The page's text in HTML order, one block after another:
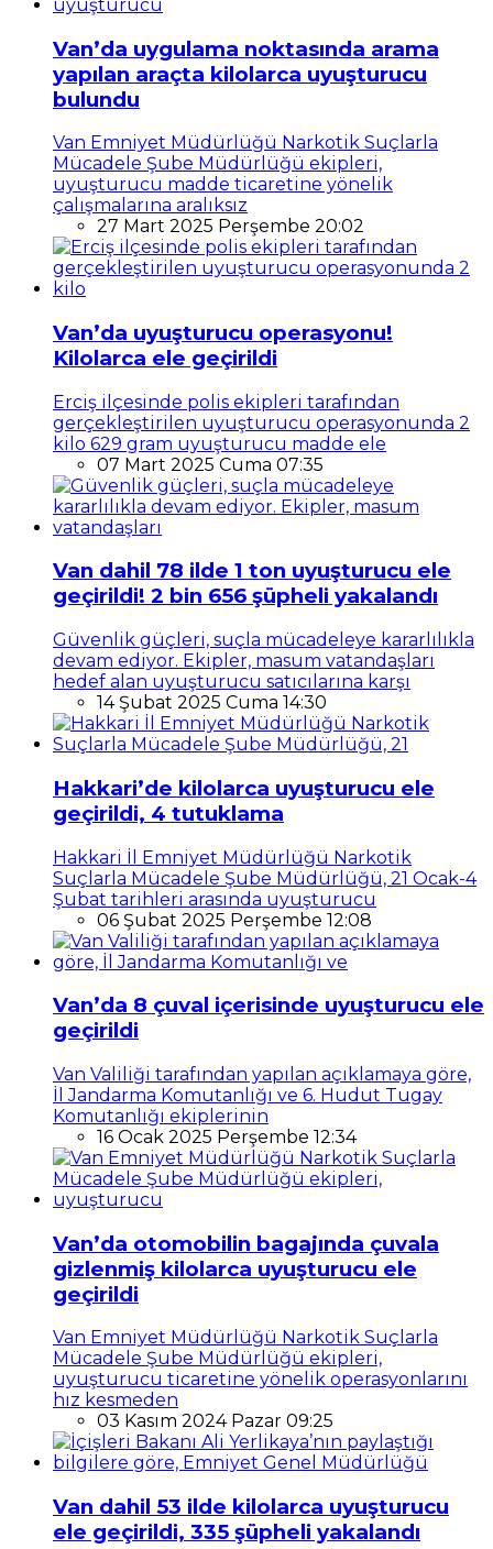
Van’da uygulama noktasında arama
yapılan araçta kilolarca uyuşturucu
bulundu
Van Emniyet Müdürlüğü Narkotik Suçlarla
Mücadele Şube Müdürlüğü ekipleri,
uyuşturucu madde ticaretine yönelik
çalışmalarına aralıksız
27 Mart 2025 Perşembe 20:02
Van’da uyuşturucu operasyonu!
Kilolarca ele geçirildi
Erciş ilçesinde polis ekipleri tarafından
gerçekleştirilen uyuşturucu operasyonunda 2
kilo 629 gram uyuşturucu madde ele
07 Mart 2025 Cuma 07:35
Van dahil 78 ilde 1 ton uyuşturucu ele
geçirildi! 2 bin 656 şüpheli yakalandı
Güvenlik güçleri, suçla mücadeleye kararlılıkla
devam ediyor. Ekipler, masum vatandaşları
hedef alan uyuşturucu satıcılarına karşı
14 Şubat 2025 Cuma 14:30
Hakkari’de kilolarca uyuşturucu ele
geçirildi, 4 tutuklama
Hakkari İl Emniyet Müdürlüğü Narkotik
Suçlarla Mücadele Şube Müdürlüğü, 21 Ocak-4
Şubat tarihleri arasında uyuşturucu
06 Şubat 2025 Perşembe 12:08
Van’da 8 çuval içerisinde uyuşturucu ele
geçirildi
Van Valiliği tarafından yapılan açıklamaya göre,
İl Jandarma Komutanlığı ve 6. Hudut Tugay
Komutanlığı ekiplerinin
16 Ocak 2025 Perşembe 12:34
Van’da otomobilin bagajında çuvala
gizlenmiş kilolarca uyuşturucu ele
geçirildi
Van Emniyet Müdürlüğü Narkotik Suçlarla
Mücadele Şube Müdürlüğü ekipleri,
uyuşturucu ticaretine yönelik operasyonlarını
hız kesmeden
03 Kasım 2024 Pazar 09:25
Van dahil 53 ilde kilolarca uyuşturucu
ele geçirildi, 335 şüpheli yakalandı